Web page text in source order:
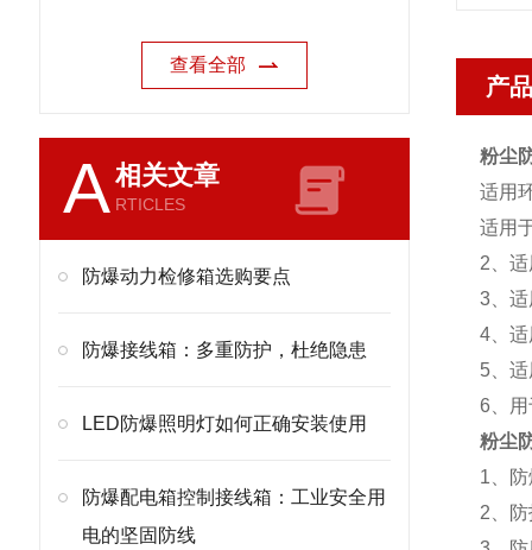
查看全部
A相关文章
RTICLES
防爆动力检修箱选购要点
防爆接线箱：多重防护，杜绝隐患
LED防爆照明灯如何正确安装使用
防爆配电箱控制接线箱：工业安全用
电的坚固防线
产
粉尘
适用
适用
2、
3、
4、
5、
6、
粉尘
1、
2、